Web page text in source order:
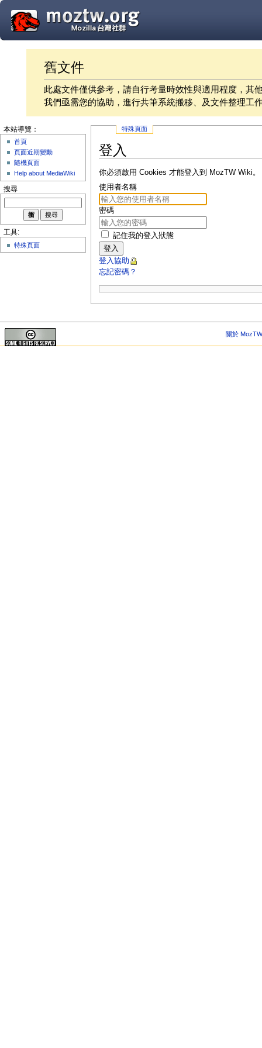
舊文件
此處文件僅供參考，請自行考量時效性與適用程度，其
我們亟需您的協助，進行共筆系統搬移、及文件整理工
特殊頁面
登入
你必須啟用 Cookies 才能登入到 MozTW Wiki。
使用者名稱
密碼
記住我的登入狀態
登入
登入協助
忘記密碼？
本站導覽：
首頁
頁面近期變動
隨機頁面
Help about MediaWiki
搜尋
工具:
特殊頁面
關於